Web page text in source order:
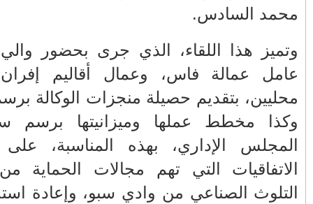
مكناس
ومنتخبين
محليين، بتقديم حصيلة منجزات الوكالة برسم سنة 2023 و2024
وكذا مخطط عملها وميزانيتها برسم سنة 2025. وصادق
مشاريع
وإزالة
العادمة
الاحتلال المتطرف والتسوية
السياسية للصراع
أربع سنوات سجنا نافذة لمسير مقهى
أساء إلى مؤسسة مل...
حوض سبو يتصدر حجم حقينة السدود
أسود الأطلس يعيدون سيناريو النيجر
أمام تنزانيا
مزايا رمضان